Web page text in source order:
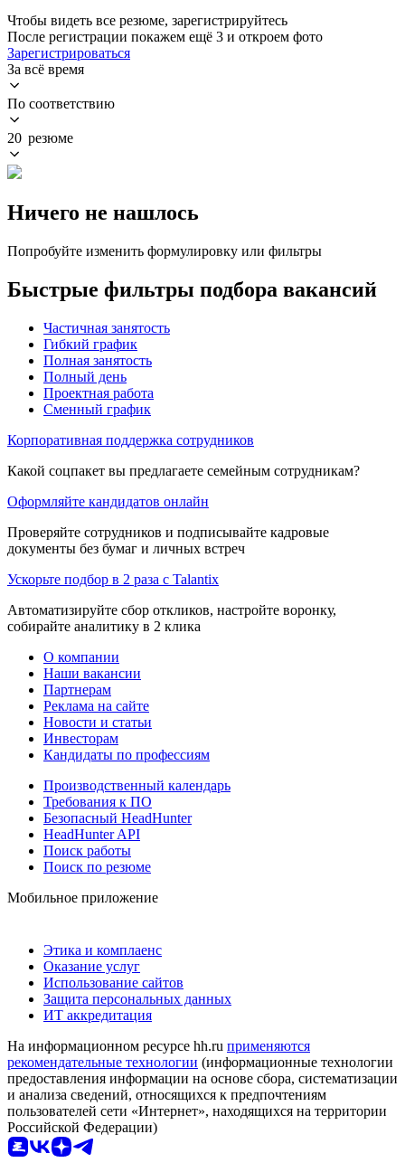
Чтобы видеть все резюме, зарегистрируйтесь
После регистрации покажем ещё 3 и откроем фото
Зарегистрироваться
За всё время
По соответствию
20 резюме
Ничего не нашлось
Попробуйте изменить формулировку или фильтры
Быстрые фильтры подбора вакансий
Частичная занятость
Гибкий график
Полная занятость
Полный день
Проектная работа
Сменный график
Корпоративная поддержка сотрудников
Какой соцпакет вы предлагаете семейным сотрудникам?
Оформляйте кандидатов онлайн
Проверяйте сотрудников и подписывайте кадровые
документы без бумаг и личных встреч
Ускорьте подбор в 2 раза с Talantix
Автоматизируйте сбор откликов, настройте воронку,
собирайте аналитику в 2 клика
О компании
Наши вакансии
Партнерам
Реклама на сайте
Новости и статьи
Инвесторам
Кандидаты по профессиям
Производственный календарь
Требования к ПО
Безопасный HeadHunter
HeadHunter API
Поиск работы
Поиск по резюме
Мобильное приложение
Этика и комплаенс
Оказание услуг
Использование сайтов
Защита персональных данных
ИТ аккредитация
На информационном ресурсе hh.ru применяются
рекомендательные технологии (информационные технологии
предоставления информации на основе сбора, систематизации
и анализа сведений, относящихся к предпочтениям
пользователей сети «Интернет», находящихся на территории
Российской Федерации)